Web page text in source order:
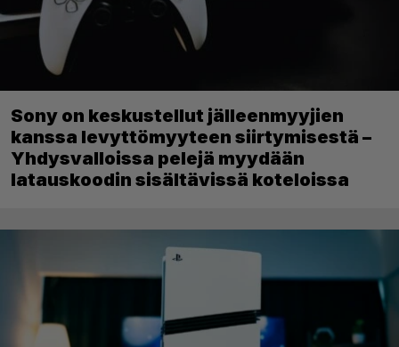
Sony on keskustellut jälleenmyyjien
kanssa levyttömyyteen siirtymisestä –
Yhdysvalloissa pelejä myydään
latauskoodin sisältävissä koteloissa